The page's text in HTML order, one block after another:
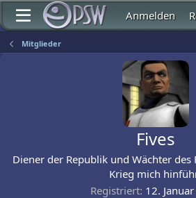
Anmelden
Mitglieder
Fives
Diener der Republik und Wächter des
Krieg mich
Registriert 12.